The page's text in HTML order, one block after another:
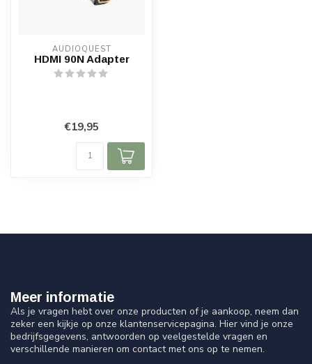
AUDIOQUEST
HDMI 90N Adapter
€19,95
Meer informatie
Als je vragen hebt over onze producten of je aankoop, neem dan
zeker een kijkje op onze klantenservicepagina. Hier vind je onze
bedrijfsgegevens, antwoorden op veelgestelde vragen en
verschillende manieren om contact met ons op te nemen.